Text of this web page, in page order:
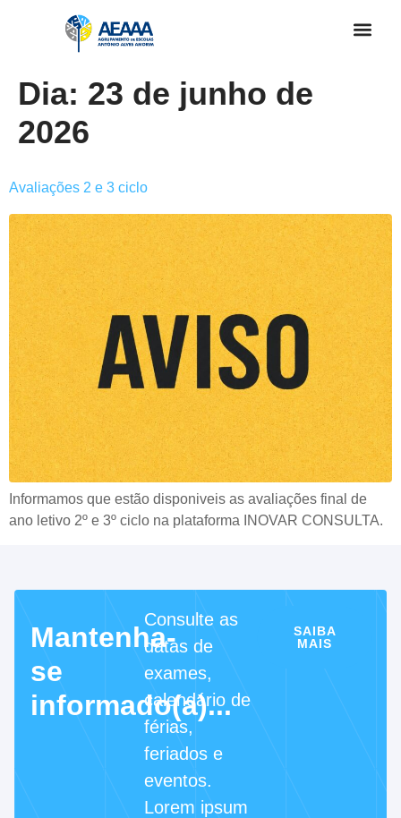
Dia: 23 de junho de
2026
Avaliações 2 e 3 ciclo
Informamos que estão disponiveis as avaliações final de
ano letivo 2º e 3º ciclo na plataforma INOVAR CONSULTA.
Mantenha-
se
informado(a)...
Consulte as
datas de
exames,
calendário de
férias,
feriados e
eventos.
Lorem ipsum
SAIBA
MAIS